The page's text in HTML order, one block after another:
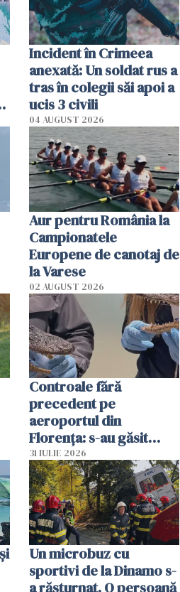
Incident în Crimeea
anexată: Un soldat rus a
tras în colegii săi apoi a
ucis 3 civili
04 AUGUST 2026
Aur pentru România la
Campionatele
Europene de canotaj de
la Varese
02 AUGUST 2026
Controale fără
precedent pe
aeroportul din
Florența: s-au găsit
capete de aligator și o
sumă imensă de bani
31 IULIE 2026
Un microbuz cu
sportivi de la Dinamo s-
a răsturnat. O persoană